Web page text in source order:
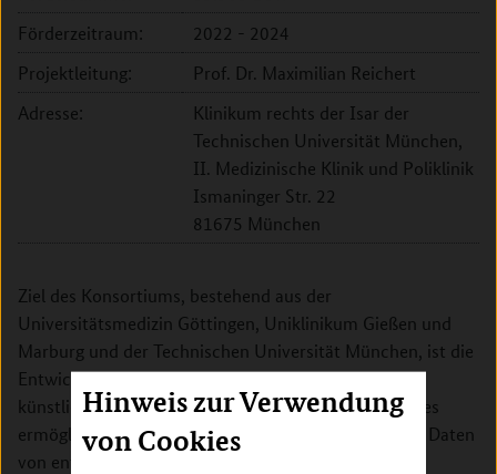
Hinweis zur Verwendung
von Cookies
Förderzeitraum:
2022 - 2024
Projektleitung:
Prof. Dr. Maximilian Reichert
Adresse:
Klinikum rechts der Isar der
Technischen Universität München,
II. Medizinische Klinik und Poliklinik
Ismaninger Str. 22
81675 München
Ziel des Konsortiums, bestehend aus der
Universitätsmedizin Göttingen, Uniklinikum Gießen und
Marburg und der Technischen Universität München, ist die
Entwicklung von FAIrPaCT, einem durch föderierte
künstliche Intelligenz gestütztes Softwaresystem. Dies
ermöglicht klinische Patientendaten und molekulare Daten
von entnommenen Krebszellen von Patienten mit